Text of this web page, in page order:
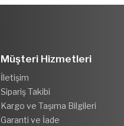
Müşteri Hizmetleri
İletişim
Sipariş Takibi
Kargo ve Taşıma Bilgileri
Garanti ve İade